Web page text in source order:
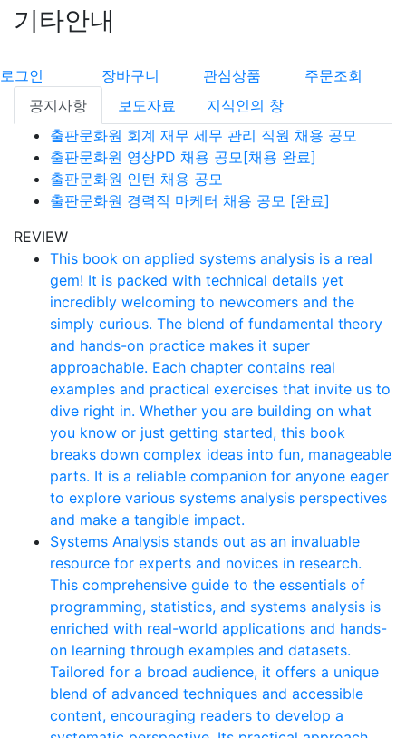
기타안내
로그인 장바구니 관심상품
주문조회
공지사항
보도자료
지식인의 창
출판문화원 회계 재무 세무 관리 직원 채용 공모
출판문화원 영상PD 채용 공모[채용 완료]
출판문화원 인턴 채용 공모
출판문화원 경력직 마케터 채용 공모 [완료]
REVIEW
This book on applied systems analysis is a real
gem! It is packed with technical details yet
incredibly welcoming to newcomers and the
simply curious. The blend of fundamental theory
and hands-on practice makes it super
approachable. Each chapter contains real
examples and practical exercises that invite us to
dive right in. Whether you are building on what
you know or just getting started, this book
breaks down complex ideas into fun, manageable
parts. It is a reliable companion for anyone eager
to explore various systems analysis perspectives
and make a tangible impact.
Systems Analysis stands out as an invaluable
resource for experts and novices in research.
This comprehensive guide to the essentials of
programming, statistics, and systems analysis is
enriched with real-world applications and hands-
on learning through examples and datasets.
Tailored for a broad audience, it offers a unique
blend of advanced techniques and accessible
content, encouraging readers to develop a